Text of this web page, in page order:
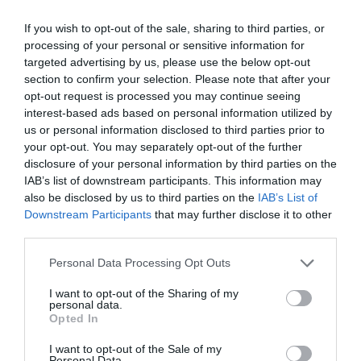
If you wish to opt-out of the sale, sharing to third parties, or
processing of your personal or sensitive information for
targeted advertising by us, please use the below opt-out
section to confirm your selection. Please note that after your
opt-out request is processed you may continue seeing
interest-based ads based on personal information utilized by
us or personal information disclosed to third parties prior to
your opt-out. You may separately opt-out of the further
disclosure of your personal information by third parties on the
IAB’s list of downstream participants. This information may
also be disclosed by us to third parties on the IAB’s List of
Downstream Participants that may further disclose it to other
Please note that this website/app uses one or more Google
not limited to your visit or usage behaviour. You may click to
grant or deny consent to Google and its third-party tags to
use your data for below specified purposes in below Google
consent section.
Personal Data Processing Opt Outs
I want to opt-out of the Sharing of my
personal data.
Opted In
I want to opt-out of the Sale of my
egy kis csipet cukor
1/2 evőkanál olaj
A tálaláshoz:
főtt rizs
Elkészítés: